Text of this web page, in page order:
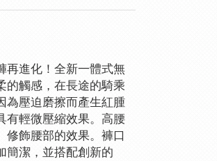
再進化！全新一體式無
的觸感，在長途的騎乘
為壓迫磨擦而產生紅腫
有輕微壓縮效果。高腰
修飾腰部的效果。褲口
簡潔，並搭配創新的